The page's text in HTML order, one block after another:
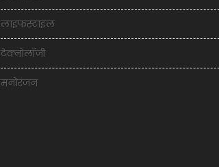
लाइफस्टाइल
टेक्नोलॉजी
मनोरंजन